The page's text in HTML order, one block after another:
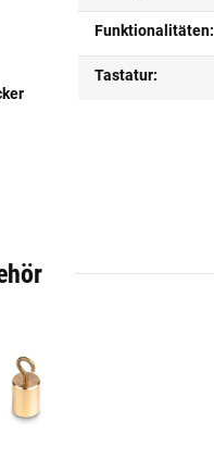
Funktionalitäten:
Tastatur: